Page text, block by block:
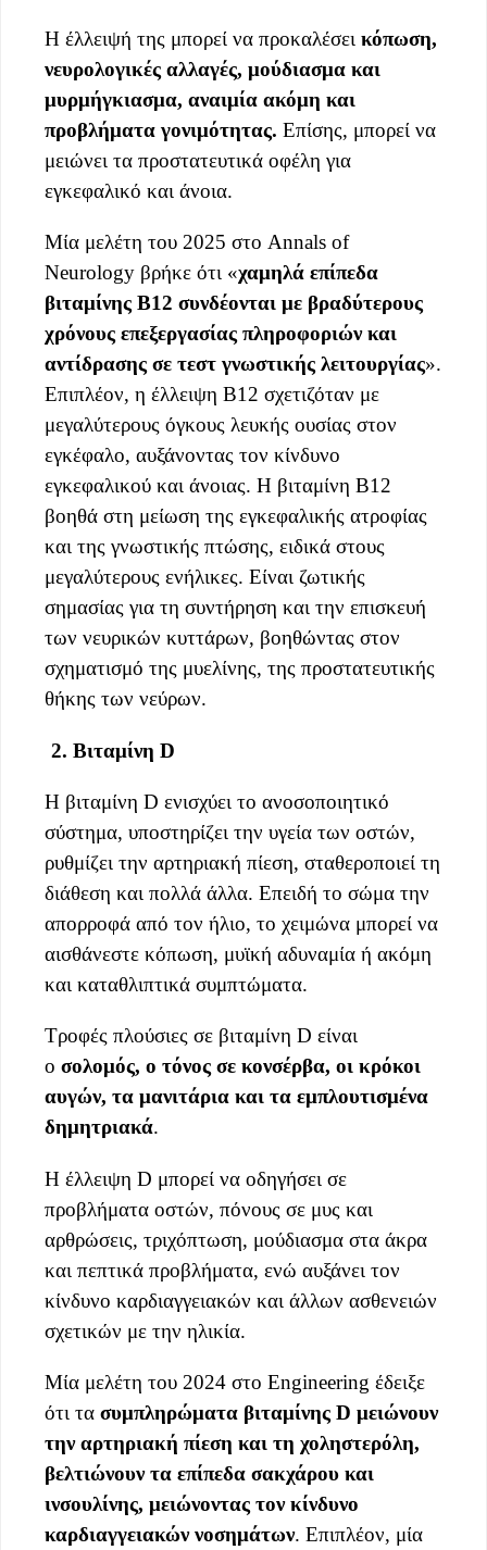
Η έλλειψή της μπορεί να προκαλέσει κόπωση,
νευρολογικές αλλαγές, μούδιασμα και
μυρμήγκιασμα, αναιμία ακόμη και
προβλήματα γονιμότητας. Επίσης, μπορεί να
μειώνει τα προστατευτικά οφέλη για
εγκεφαλικό και άνοια.
Μία μελέτη του 2025 στο Annals of
Neurology βρήκε ότι «χαμηλά επίπεδα
βιταμίνης B12 συνδέονται με βραδύτερους
χρόνους επεξεργασίας πληροφοριών και
αντίδρασης σε τεστ γνωστικής λειτουργίας».
Επιπλέον, η έλλειψη B12 σχετιζόταν με
μεγαλύτερους όγκους λευκής ουσίας στον
εγκέφαλο, αυξάνοντας τον κίνδυνο
εγκεφαλικού και άνοιας. Η βιταμίνη B12
βοηθά στη μείωση της εγκεφαλικής ατροφίας
και της γνωστικής πτώσης, ειδικά στους
μεγαλύτερους ενήλικες. Είναι ζωτικής
σημασίας για τη συντήρηση και την επισκευή
των νευρικών κυττάρων, βοηθώντας στον
σχηματισμό της μυελίνης, της προστατευτικής
θήκης των νεύρων.
2. Βιταμίνη D
Η βιταμίνη D ενισχύει το ανοσοποιητικό
σύστημα, υποστηρίζει την υγεία των οστών,
ρυθμίζει την αρτηριακή πίεση, σταθεροποιεί τη
διάθεση και πολλά άλλα. Επειδή το σώμα την
απορροφά από τον ήλιο, το χειμώνα μπορεί να
αισθάνεστε κόπωση, μυϊκή αδυναμία ή ακόμη
και καταθλιπτικά συμπτώματα.
Τροφές πλούσιες σε βιταμίνη D είναι
ο σολομός, ο τόνος σε κονσέρβα, οι κρόκοι
αυγών, τα μανιτάρια και τα εμπλουτισμένα
δημητριακά.
Η έλλειψη D μπορεί να οδηγήσει σε
προβλήματα οστών, πόνους σε μυς και
αρθρώσεις, τριχόπτωση, μούδιασμα στα άκρα
και πεπτικά προβλήματα, ενώ αυξάνει τον
κίνδυνο καρδιαγγειακών και άλλων ασθενειών
σχετικών με την ηλικία.
Μία μελέτη του 2024 στο Engineering έδειξε
ότι τα συμπληρώματα βιταμίνης D μειώνουν
την αρτηριακή πίεση και τη χοληστερόλη,
βελτιώνουν τα επίπεδα σακχάρου και
ινσουλίνης, μειώνοντας τον κίνδυνο
καρδιαγγειακών νοσημάτων. Επιπλέον, μία